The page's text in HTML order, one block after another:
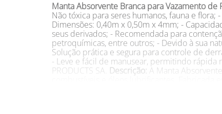
Manta Absorvente Branca para Vazamento de
Não tóxica para seres humanos, fauna e
Dimensões: 0,40m x 0,50m x 4mm; -
seus derivados; - Recomendada para
petroquímicas, entre outros; - Devido à sua
Solução prática e segura para controle de
- Leve e fácil de manusear, permitindo rápida
PRODUCTS SA. Descrição: A Manta
oleosos, enquanto não absorve água, sendo
absorção de 80 litros, essa manta é uma
ambientes, desde postos de gasolina e